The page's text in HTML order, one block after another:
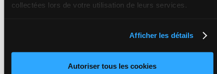
collectées lors de votre utilisation de leurs services.
Afficher les détails
Autoriser tous les cookies